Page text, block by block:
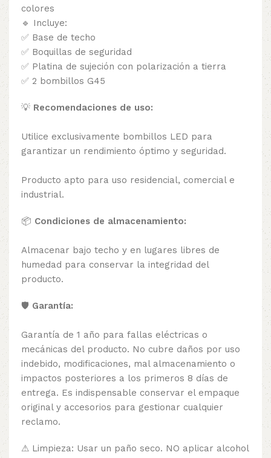
colores
🔹 Incluye:
✅ Base de techo
✅ Boquillas de seguridad
✅ Platina de sujeción con polarización a tierra
✅ 2 bombillos G45
💡 Recomendaciones de uso:
Utilice exclusivamente bombillos LED para
garantizar un rendimiento óptimo y seguridad.
Producto apto para uso residencial, comercial e
industrial.
📦 Condiciones de almacenamiento:
Almacenar bajo techo y en lugares libres de
humedad para conservar la integridad del
producto.
🛡️ Garantía:
Garantía de 1 año para fallas eléctricas o
mecánicas del producto. No cubre daños por uso
indebido, modificaciones, mal almacenamiento o
impactos posteriores a los primeros 8 días de
entrega. Es indispensable conservar el empaque
original y accesorios para gestionar cualquier
reclamo.
⚠ Limpieza: Usar un paño seco. NO aplicar alcohol